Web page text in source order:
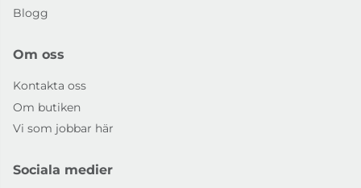
Blogg
Om oss
Kontakta oss
Om butiken
Vi som jobbar här
Sociala medier